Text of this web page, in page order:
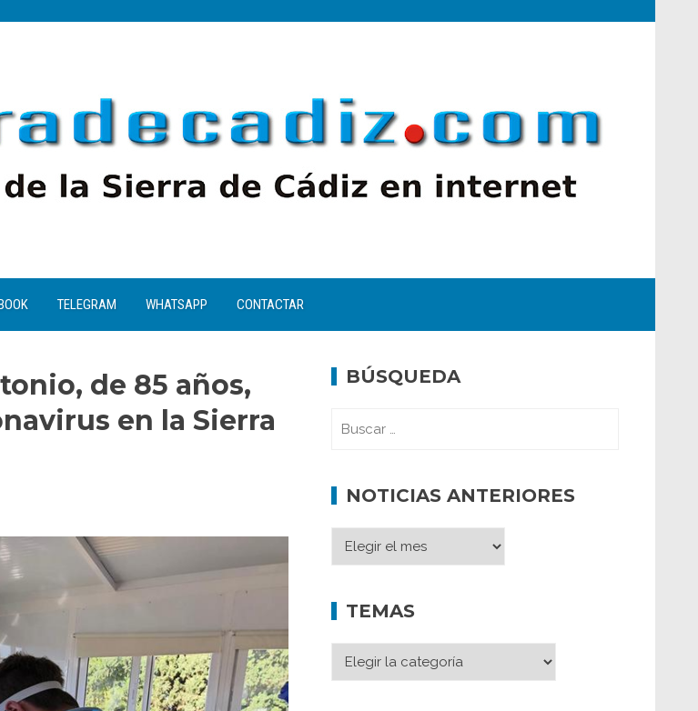
TELEGRAM WHATSAPP CONTACTAR
de 85 años,
en la Sierra
BÚSQUEDA
NOTICIAS ANTERIORES
TEMAS